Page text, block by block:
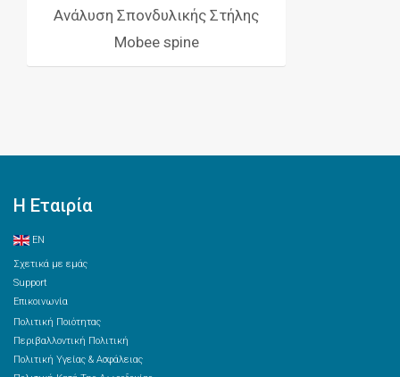
Ανάλυση Σπονδυλικής Στήλης
Mobee spine
Η Εταιρία
EN
Σχετικά με εμάς
Support
Επικοινωνία
Πολιτική Ποιότητας
Περιβαλλοντική Πολιτική
Πολιτική Υγείας & Ασφάλειας